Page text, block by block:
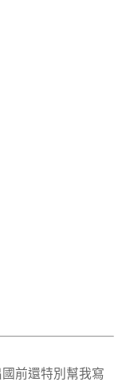
前還特別幫我寫